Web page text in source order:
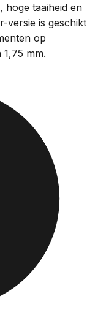
hoge taaiheid en
versie is geschikt
op
mm.